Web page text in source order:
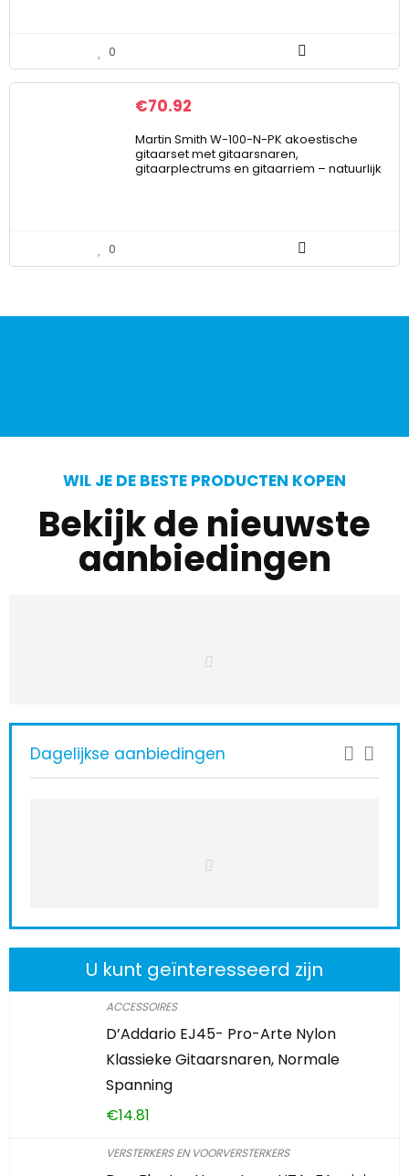
0
€70.92
Martin Smith W-100-N-PK akoestische
gitaarset met gitaarsnaren,
gitaarplectrums en gitaarriem – natuurlijk
0
WIL JE DE BESTE PRODUCTEN KOPEN
Bekijk de nieuwste
aanbiedingen
Dagelijkse aanbiedingen
U kunt geïnteresseerd zijn
ACCESSOIRES
D’Addario EJ45- Pro-Arte Nylon
Klassieke Gitaarsnaren, Normale
Spanning
€14.81
VERSTERKERS EN VOORVERSTERKERS